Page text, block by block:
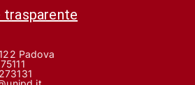
trasparente
Padova